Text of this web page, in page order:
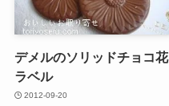
デメルのソリッドチョコ花
ラベル
2012-09-20